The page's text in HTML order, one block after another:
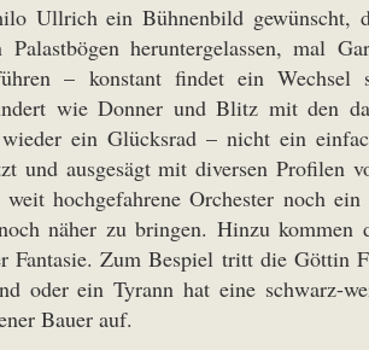
Ullrich ein Bühnenbild gewünscht,
heruntergelassen, mal
– konstant findet ein Wechsel
wie Donner und Blitz mit den
ein Glücksrad – nicht ein
und ausgesägt mit diversen Profilen
hochgefahrene Orchester noch
näher zu bringen. Hinzu
Fantasie. Zum Bespiel tritt die
oder ein Tyrann hat eine schwarz-
Bauer auf.